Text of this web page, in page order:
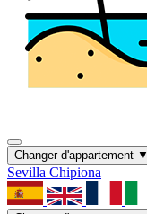
Changer d'appartement ▼
Sevilla Chipiona